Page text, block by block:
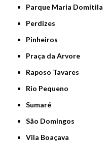
Parque Maria Domitila
Perdizes
Pinheiros
Praça da Arvore
Raposo Tavares
Rio Pequeno
Sumaré
São Domingos
Vila Boaçava